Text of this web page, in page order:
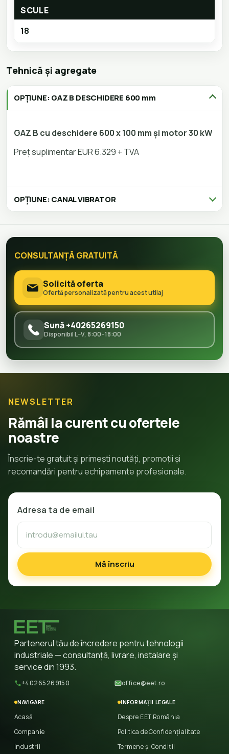
SCULE
18
Tehnică și agregate
OPȚIUNE: GAZ B DESCHIDERE 600 mm
GAZ B cu deschidere 600 x 100 mm și motor 30 kW
Preț suplimentar EUR 6.329 + TVA
OPȚIUNE: CANAL VIBRATOR
CONSULTANȚĂ GRATUITĂ
Solicită oferta
Ofertă personalizată pentru acest utilaj
Sună +40265269150
Disponibil L–V, 8:00–18:00
NEWSLETTER
Rămâi la curent cu ofertele
noastre
Înscrie-te gratuit și primești noutăți, promoții și
recomandări pentru echipamente profesionale.
Adresa ta de email
Mă înscriu
Partenerul tău de încredere pentru tehnologii
industriale — consultanță, livrare, instalare și
service din 1993.
+40265269150 office@eet.ro
NAVIGARE
Acasă
Companie
Industrii
INFORMAȚII LEGALE
Despre EET România
Politica de Confidențialitate
Termene și Condiții